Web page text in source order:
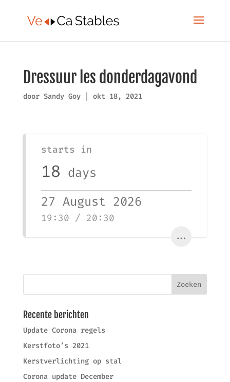
Dressuur les donderdagavond
door Sandy Goy| okt 18, 2021
starts in
18 days
27 August 2026
19:30 / 20:30
...
Recente berichten
Update Corona regels
Kerstfoto’s 2021
Kerstverlichting op stal
Corona update December